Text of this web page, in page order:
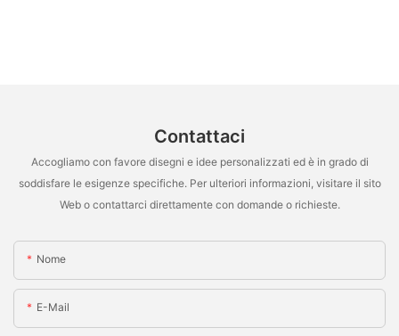
Contattaci
Accogliamo con favore disegni e idee personalizzati ed è in grado di
soddisfare le esigenze specifiche. Per ulteriori informazioni, visitare il sito
Web o contattarci direttamente con domande o richieste.
Nome
E-Mail